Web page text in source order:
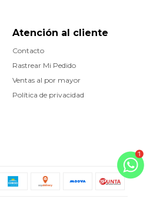
Atención al cliente
Contacto
Rastrear Mi Pedido
Ventas al por mayor
Política de privacidad